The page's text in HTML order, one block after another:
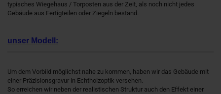
typisches Wiegehaus / Torposten aus der Zeit, als noch nicht jedes
Gebäude aus Fertigteilen oder Ziegeln bestand.
unser Modell:
Um dem Vorbild möglichst nahe zu kommen, haben wir das Gebäude mit
einer Präzisionsgravur in Echtholzoptik versehen.
So erreichen wir neben der realistischen Struktur auch den Effekt einer